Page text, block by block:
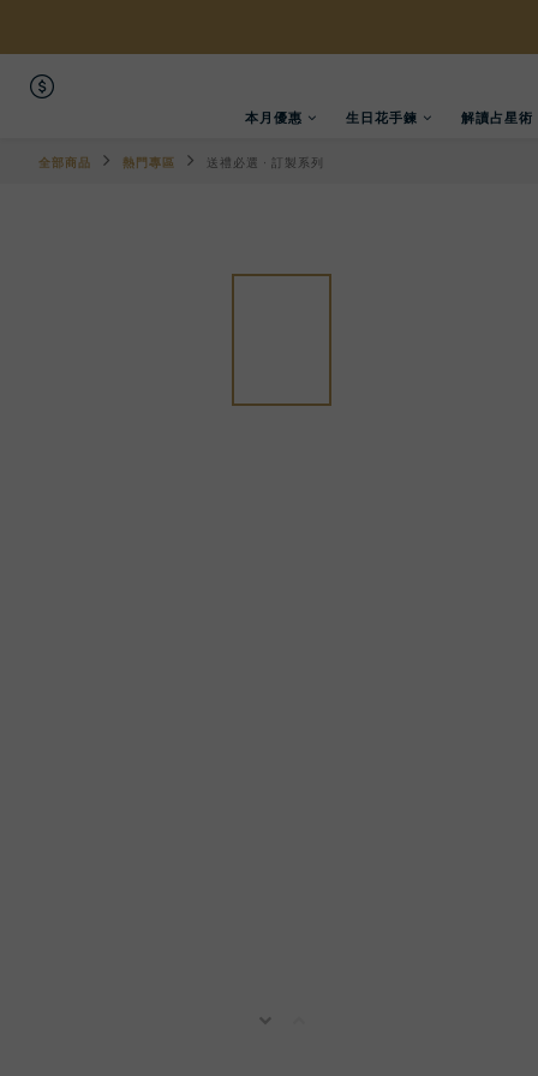
本月優惠 生日花手鍊 解讀占星術
全部商品 熱門專區 送禮必選 · 訂製系列